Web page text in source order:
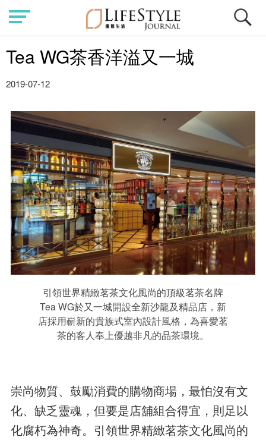
Tea WG茶香洋溢又一城
2019-07-12
引領世界精緻茗茶文化風尚的頂級茗茶名牌
Tea WG於又一城開設全新沙龍及精品店，新
店採用嶄新的貴族式室內設計風格，為喜愛茗
茶的客人奉上優越非凡的品茶環境。
崇尚物質、鼓勵消費的購物商場，最怕沒有文
化、缺乏靈魂，但要是店舖組合得宜，則足以
化腐朽為神奇。引領世界精緻茗茶文化風尚的